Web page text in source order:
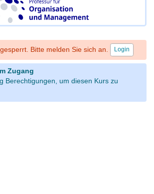
Bitte melden Sie sich an. Login
Zugang
Berechtigungen, um diesen Kurs zu